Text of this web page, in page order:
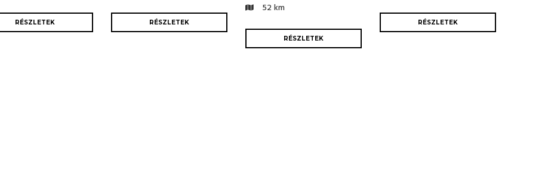
RÉSZLETEK RÉSZLETEK
52 km
RÉSZLETEK
RÉSZLETEK